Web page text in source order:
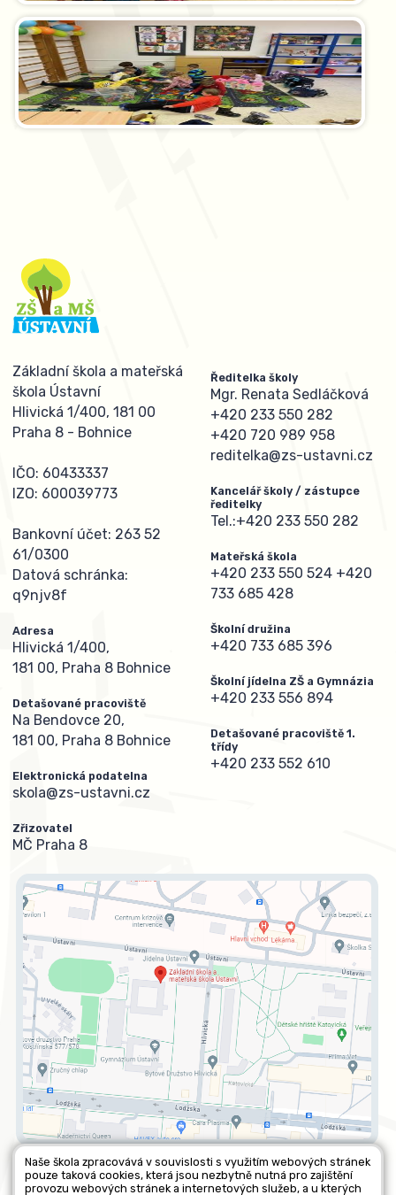
Základní škola a mateřská
škola Ústavní
Hlivická 1/400, 181 00
Praha 8 - Bohnice
IČO: 60433337
IZO: 600039773
Bankovní účet: 263 52
61/0300
Datová schránka:
q9njv8f
Adresa
Hlivická 1/400,
181 00, Praha 8 Bohnice
Detašované pracoviště
Na Bendovce 20,
181 00, Praha 8 Bohnice
Elektronická podatelna
skola@zs-ustavni.cz
Zřizovatel
MČ Praha 8
Ředitelka školy
Mgr. Renata Sedláčková
+420 233 550 282
+420 720 989 958
reditelka@zs-ustavni.cz
Kancelář školy / zástupce
ředitelky
Tel.:+420 233 550 282
Mateřská škola
+420 233 550 524 +420
733 685 428
Školní družina
+420 733 685 396
Školní jídelna ZŠ a Gymnázia
+420 233 556 894
Detašované pracoviště 1.
třídy
+420 233 552 610
Všechna práva vyhrazena. Copyright © 2026 |Mapa stránek
Naše škola zpracovává v souvislosti s využitím webových stránek
pouze taková cookies, která jsou nezbytně nutná pro zajištění
provozu webových stránek a internetových služeb, a u kterých